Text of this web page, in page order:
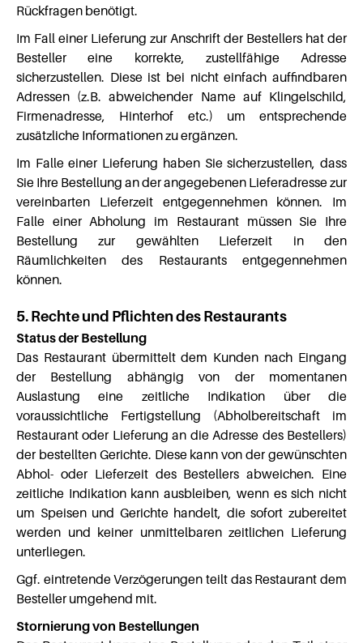
Rückfragen benötigt.
Im Fall einer Lieferung zur Anschrift der Bestellers hat der
Besteller eine korrekte, zustellfähige Adresse
sicherzustellen. Diese ist bei nicht einfach auffindbaren
Adressen (z.B. abweichender Name auf Klingelschild,
Firmenadresse, Hinterhof etc.) um entsprechende
zusätzliche Informationen zu ergänzen.
Im Falle einer Lieferung haben Sie sicherzustellen, dass
Sie Ihre Bestellung an der angegebenen Lieferadresse zur
vereinbarten Lieferzeit entgegennehmen können. Im
Falle einer Abholung im Restaurant müssen Sie Ihre
Bestellung zur gewählten Lieferzeit in den
Räumlichkeiten des Restaurants entgegennehmen
können.
5. Rechte und Pflichten des Restaurants
Status der Bestellung
Das Restaurant übermittelt dem Kunden nach Eingang
der Bestellung abhängig von der momentanen
Auslastung eine zeitliche Indikation über die
voraussichtliche Fertigstellung (Abholbereitschaft im
Restaurant oder Lieferung an die Adresse des Bestellers)
der bestellten Gerichte. Diese kann von der gewünschten
Abhol- oder Lieferzeit des Bestellers abweichen. Eine
zeitliche Indikation kann ausbleiben, wenn es sich nicht
um Speisen und Gerichte handelt, die sofort zubereitet
werden und keiner unmittelbaren zeitlichen Lieferung
unterliegen.
Ggf. eintretende Verzögerungen teilt das Restaurant dem
Besteller umgehend mit.
Stornierung von Bestellungen